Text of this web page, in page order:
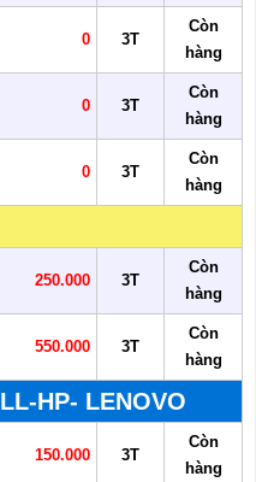
0 3T
Còn
hàng
0 3T
Còn
hàng
0 3T
Còn
hàng
250.000 3T
Còn
hàng
550.000 3T
Còn
hàng
HP- LENOVO
150.000 3T
Còn
hàng